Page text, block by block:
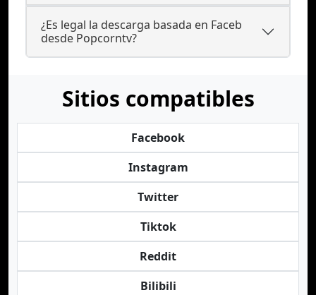
¿Es legal la descarga basada en Faceb
desde Popcorntv?
Sitios compatibles
Facebook
Instagram
Twitter
Tiktok
Reddit
Bilibili